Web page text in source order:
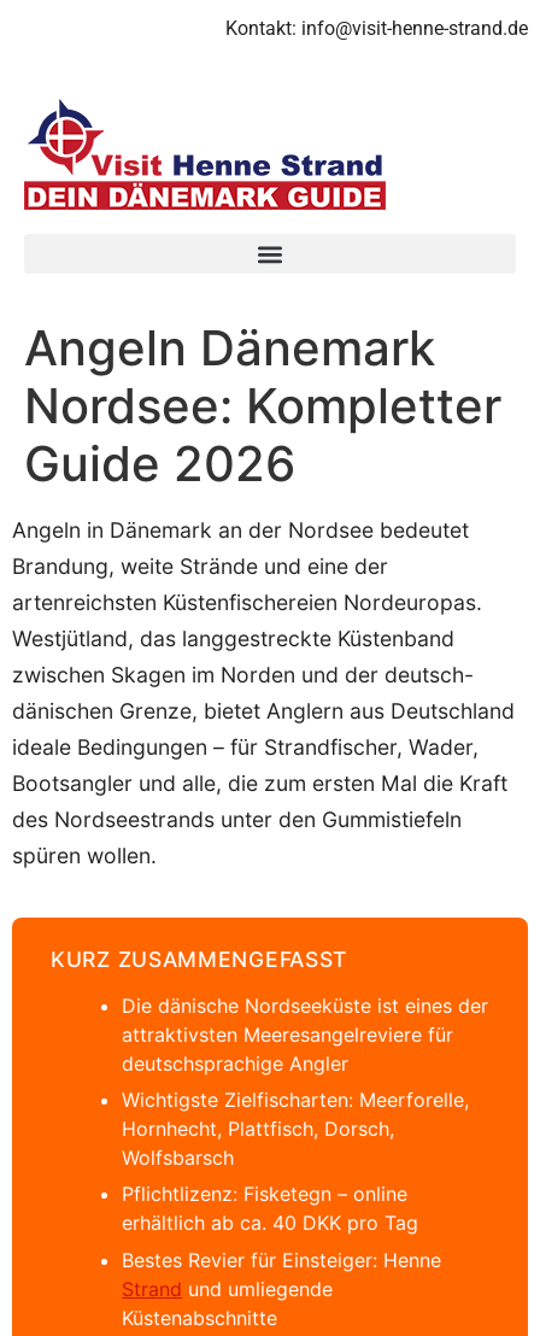
Kontakt: info@visit-henne-strand.de
Angeln Dänemark
Nordsee: Kompletter
Guide 2026
Angeln in Dänemark an der Nordsee bedeutet
Brandung, weite Strände und eine der
artenreichsten Küstenfischereien Nordeuropas.
Westjütland, das langgestreckte Küstenband
zwischen Skagen im Norden und der deutsch-
dänischen Grenze, bietet Anglern aus Deutschland
ideale Bedingungen – für Strandfischer, Wader,
Bootsangler und alle, die zum ersten Mal die Kraft
des Nordseestrands unter den Gummistiefeln
spüren wollen.
KURZ ZUSAMMENGEFASST
Die dänische Nordseeküste ist eines der
attraktivsten Meeresangelreviere für
deutschsprachige Angler
Wichtigste Zielfischarten: Meerforelle,
Hornhecht, Plattfisch, Dorsch,
Wolfsbarsch
Pflichtlizenz: Fisketegn – online
erhältlich ab ca. 40 DKK pro Tag
Bestes Revier für Einsteiger: Henne
Strand und umliegende
Küstenabschnitte